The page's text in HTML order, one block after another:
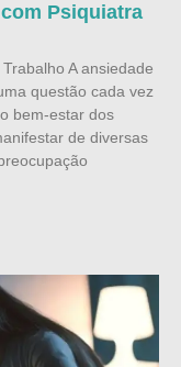
Psiquiatra
A ansiedade
questão cada vez
bem-estar dos
de diversas